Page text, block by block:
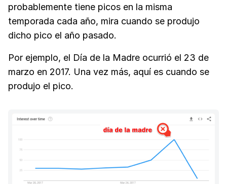
probablemente tiene picos en la misma
temporada cada año, mira cuando se produjo
dicho pico el año pasado.
Por ejemplo, el Día de la Madre ocurrió el 23 de
marzo en 2017. Una vez más, aquí es cuando se
produjo el pico.